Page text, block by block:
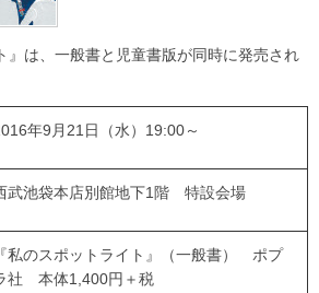
は、一般書と児童書版が同時に発売され
年9月21日（水）19:00～
武池袋本店別館地下1階 特設会場
『私のスポットライト』（一般書） ポプ
社 本体1,400円＋税